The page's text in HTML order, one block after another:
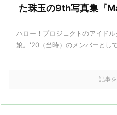
た珠玉の9th写真集『
ハロー！プロジェクトのアイド
娘。'20（当時）のメンバーとし
記事